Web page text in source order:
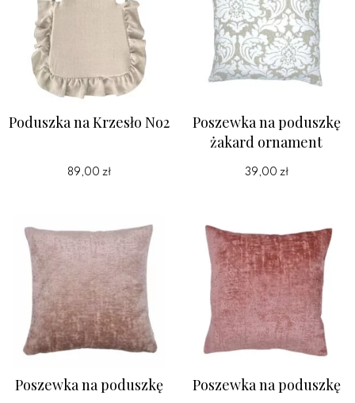
Poduszka na Krzesło No2
89,00 zł
Poszewka na poduszkę
żakard ornament
39,00 zł
Poszewka na poduszkę Poszewka na poduszkę